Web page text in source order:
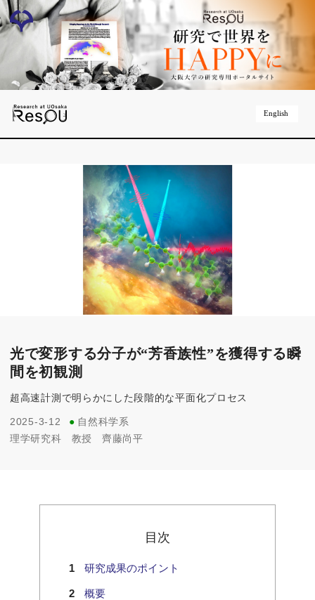
English
光で変形する分子が“芳香族性”を獲得する瞬
間を初観測
超高速計測で明らかにした段階的な平面化プロセス
2025-3-12 ● 自然科学系
理学研究科
教授 齊藤尚平
目次
研究成果のポイント
概要